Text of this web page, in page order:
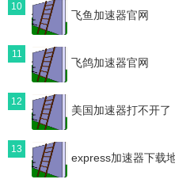
10
飞鱼加速器官网
11
飞鸽加速器官网
12
美国加速器打不开了
13
express加速器下载